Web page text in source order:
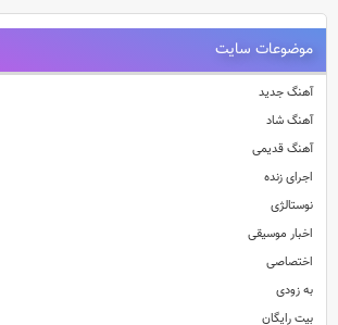
موضوعات سایت
آهنگ جدید
آهنگ شاد
آهنگ قدیمی
اجرای زنده
نوستالژی
اخبار موسیقی
اختصاصی
به زودی
بیت رایگان